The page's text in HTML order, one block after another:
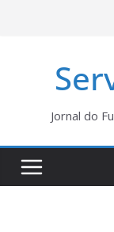
Jornal do